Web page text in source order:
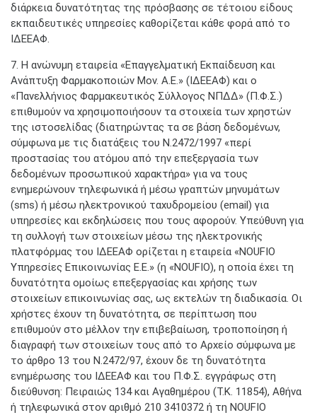
διάρκεια δυνατότητας της πρόσβασης σε τέτοιου είδους
εκπαιδευτικές υπηρεσίες καθορίζεται κάθε φορά από το
ΙΔΕΕΑΦ.
7. Η ανώνυμη εταιρεία «Επαγγελματική Εκπαίδευση και
Ανάπτυξη Φαρμακοποιών Μον. Α.Ε.» (ΙΔΕΕΑΦ) και ο
«Πανελλήνιος Φαρμακευτικός Σύλλογος ΝΠΔΔ» (Π.Φ.Σ.)
επιθυμούν να χρησιμοποιήσουν τα στοιχεία των χρηστών
της ιστοσελίδας (διατηρώντας τα σε βάση δεδομένων,
σύμφωνα με τις διατάξεις του Ν.2472/1997 «περί
προστασίας του ατόμου από την επεξεργασία των
δεδομένων προσωπικού χαρακτήρα» για να τους
ενημερώνουν τηλεφωνικά ή μέσω γραπτών μηνυμάτων
(sms) ή μέσω ηλεκτρονικού ταχυδρομείου (email) για
υπηρεσίες και εκδηλώσεις που τους αφορούν. Υπεύθυνη για
τη συλλογή των στοιχείων μέσω της ηλεκτρονικής
πλατφόρμας του ΙΔΕΕΑΦ ορίζεται η εταιρεία «NOUFIO
Υπηρεσίες Επικοινωνίας Ε.Ε.» (η «NOUFIO), η οποία έχει τη
δυνατότητα ομοίως επεξεργασίας και χρήσης των
στοιχείων επικοινωνίας σας, ως εκτελών τη διαδικασία. Οι
χρήστες έχουν τη δυνατότητα, σε περίπτωση που
επιθυμούν στο μέλλον την επιβεβαίωση, τροποποίηση ή
διαγραφή των στοιχείων τους από το Αρχείο σύμφωνα με
το άρθρο 13 του Ν.2472/97, έχουν δε τη δυνατότητα
ενημέρωσης του ΙΔΕΕΑΦ και του Π.Φ.Σ. εγγράφως στη
διεύθυνση: Πειραιώς 134 και Αγαθημέρου (Τ.Κ. 11854), Αθήνα
ή τηλεφωνικά στον αριθμό 210 3410372 ή τη NOUFIO